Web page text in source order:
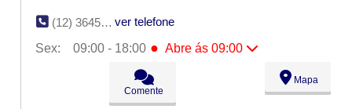
(12) 3645-4866
ver telefone
Sex:
09:00 - 18:00 ● Abre ás 09:00
09:00 - 18:00
09:00 - 18:00
09:00 - 18:00
Comente
Mapa